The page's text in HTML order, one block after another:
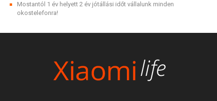
Mostantól 1 év helyett 2 év jótállási időt vállalunk minden
okostelefonra!